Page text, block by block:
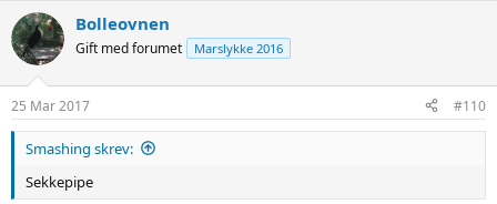
Bolleovnen
Gift med forumet Marslykke 2016
25 Mar 2017 #110
Smashing skrev:
Sekkepipe